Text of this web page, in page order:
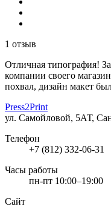
1 отзыв
Отличная типография!
компании своего
похвал, дизайн макет
Press2Print
ул. Самойловой, 5АТ,
Телефон
+7 (812) 332-06-31
Часы работы
пн-пт 10:00–19:00
Сайт